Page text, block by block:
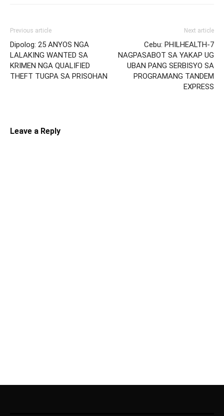
Previous article
Dipolog: 25 ANYOS NGA
LALAKING WANTED SA
KRIMEN NGA QUALIFIED
THEFT TUGPA SA PRISOHAN
Next article
Cebu: PHILHEALTH-7
NAGPASABOT SA YAKAP UG
UBAN PANG SERBISYO SA
PROGRAMANG TANDEM
EXPRESS
Leave a Reply